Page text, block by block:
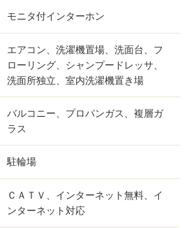
モニタ付インターホン
エアコン、洗濯機置場、洗面台、フ
ローリング、シャンプードレッサ、
洗面所独立、室内洗濯機置き場
バルコニー、プロパンガス、複層ガ
ラス
駐輪場
ＣＡＴＶ、インターネット無料、イ
ンターネット対応